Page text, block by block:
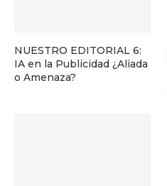
NUESTRO EDITORIAL 6:
IA en la Publicidad ¿Aliada
o Amenaza?